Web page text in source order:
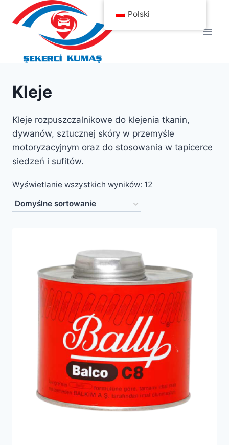
Przejdź
Kleje
Kleje rozpuszczalnikowe do klejenia tkanin,
dywanów, sztucznej skóry w przemyśle
motoryzacyjnym oraz do stosowania w tapicerce
siedzeń i sufitów.
Wyświetlanie wszystkich wyników: 12
Polski